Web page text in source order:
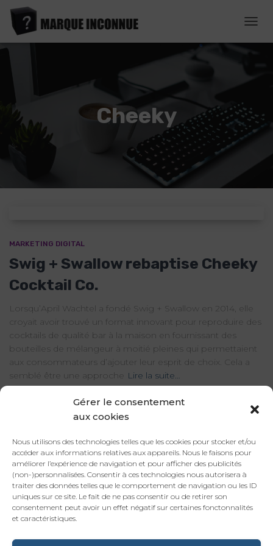
Gérer le consentement
aux cookies
Nous utilisons des technologies telles que les cookies pour stocker et/ou
accéder aux informations relatives aux appareils. Nous le faisons pour
améliorer l’expérience de navigation et pour afficher des publicités
(non-)personnalisées. Consentir à ces technologies nous autorisera à
traiter des données telles que le comportement de navigation ou les ID
uniques sur ce site. Le fait de ne pas consentir ou de retirer son
consentement peut avoir un effet négatif sur certaines fonctonnalités
et caractéristiques.
LA
Cheeky
MARKETING DIGITAL
Swig + Swallow rebaptise Cheeky
Cocktail Co.
Lorsqu’April Wachtel a fondé Swig + Swallow en 2014, elle
croyait avoir trouvé un format innovant pour reproduire des
cocktails de qualité bar à la maison en fournissant des
bouteilles de mélangeur à moitié pleines qui permettaient
aux consommateurs d’ajouter leur esprit de choix. Cela a
semblé être une approche
Lire la suite…
e
h
e
c
e
Rechercher…
Agence Web
Blog